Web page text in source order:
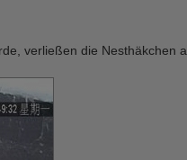
verließen die Nesthäkchen